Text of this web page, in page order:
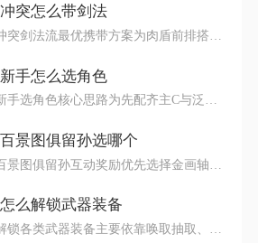
突怎么带剑法
部落冲突剑法流最优携带方案为肉盾前排搭配寒冰法师、剑士为主力输出，法术以冰冻、狂暴、毒药、地震组合为核心，配合攻城滚木车完成开墙推进，适配绝大多数环形、方格多层防御阵型，稳定打出两星及满星战绩，整套搭配兼顾坦度、控制与爆发，容错率高于常规地面推进流派。剑法流的兵种携带需要严格划分功能配比，前排选择石头人或大雪怪承担全额防御伤害，大雪怪优先推荐，自带小型冰人持续干扰防御锁定目标，中型单位搭配大量剑士作为近战爆发核心，剑士高额攻速搭配寒冰法师减速效果，能快速撕碎单体防御建筑，后排
手怎么选角色
鸣潮新手选角色核心思路为先配齐主C与泛用治疗辅助，优先易获取、操作门槛低、适配全场景的角色，不盲目追求限定五星，集中资源培养3名以内角色即可顺畅完成开荒推图、副本挑战等全部前期内容。游戏前期养成材料、武器突破素材稀缺，分散培养多名角色会出现战力断层，主线BOSS、深塔低层关卡容易卡关，挑选角色时要兼顾获取渠道、操作难度、队伍适配性三大核心维度，零氪、月卡、重氪玩家的选择逻辑也存在明显区分，按照梯度筛选能大幅降低开荒难度。开荒阶段主C选择分为免费主角、四星平民战神、常驻五星三类
景图俱留孙选哪个
么解锁武器装备